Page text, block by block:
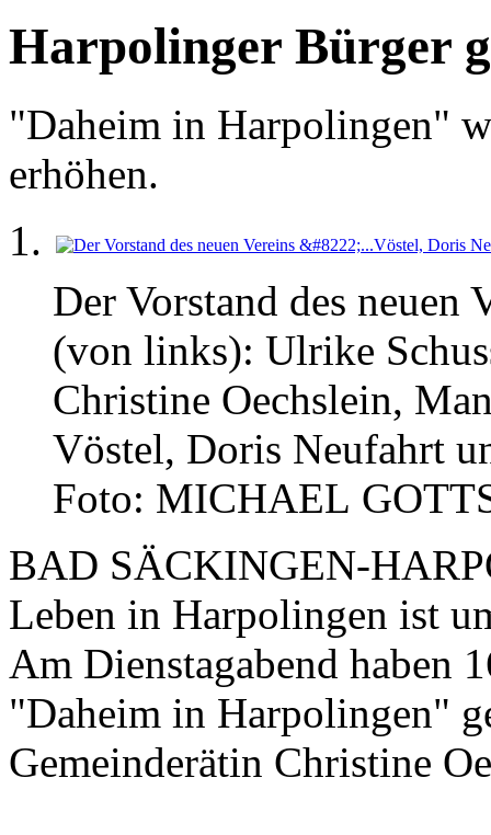
Harpolinger Bürger
"Daheim in Harpolingen"
erhöhen.
Der Vorstand des neuen
(von links): Ulrike
Christine Oechslein,
Vöstel, Doris Neufahrt
Foto: MICHAEL
BAD SÄCKINGEN-
Leben in Harpolingen ist
Am Dienstagabend haben
"Daheim in Harpolingen"
Gemeinderätin Christine